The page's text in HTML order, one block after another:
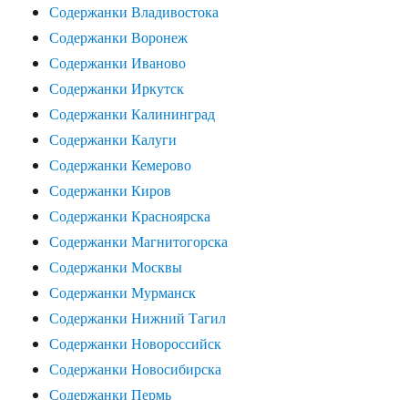
Содержанки Владивостока
Содержанки Воронеж
Содержанки Иваново
Содержанки Иркутск
Содержанки Калининград
Содержанки Калуги
Содержанки Кемерово
Содержанки Киров
Содержанки Красноярска
Содержанки Магнитогорска
Содержанки Москвы
Содержанки Мурманск
Содержанки Нижний Тагил
Содержанки Новороссийск
Содержанки Новосибирска
Содержанки Пермь